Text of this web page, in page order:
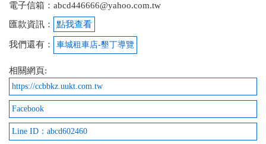
淑又客氣，床硬了點，其他沒有好挑剔的，星星多不
是沒原因！
from google
2025-07-07 18:33:10
我們一起腳踏車來的那邊有一些戶外的設施，然後我
電子信箱：abcd446666@yahoo.com.tw
匯款資訊：
點我查看
我們還有： 車城租車店-墾丁導覽
相關網頁:
https://ccbbkz.uukt.com.tw
Facebook
Line ID：abcd602460